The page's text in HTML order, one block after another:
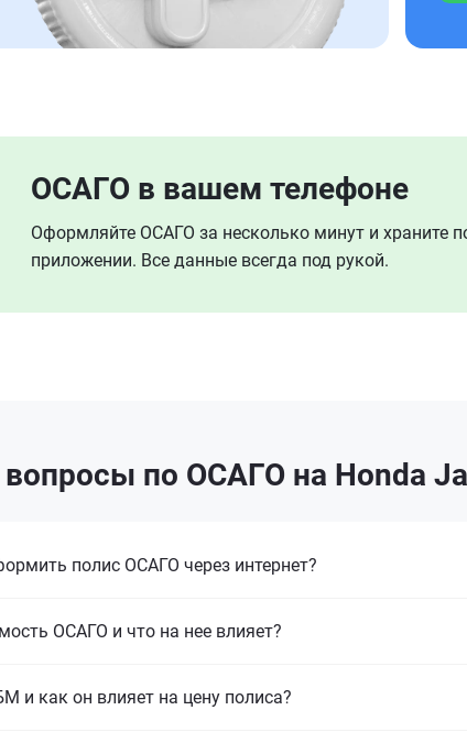
ОСАГО в вашем телефоне
Оформляйте ОСАГО за несколько минут и храните
приложении. Все данные всегда под рукой.
по ОСАГО на Honda
полис ОСАГО через интернет?
ОСАГО и что на нее влияет?
и как он влияет на цену полиса?